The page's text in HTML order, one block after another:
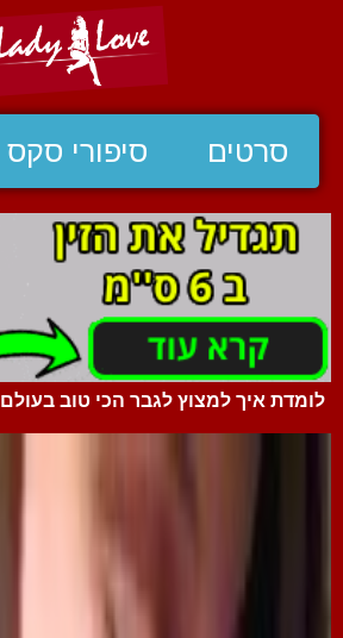
סרטים סיפורי סקס
לומדת איך למצוץ לגבר הכי טוב בעולם